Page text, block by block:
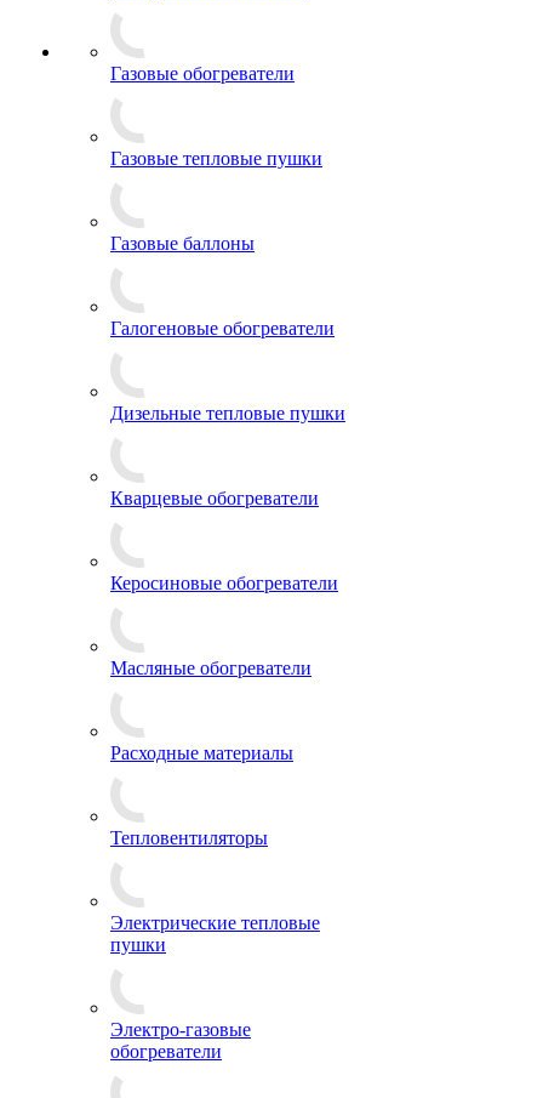
Газовые обогреватели
Газовые тепловые пушки
Газовые баллоны
Галогеновые обогреватели
Дизельные тепловые пушки
Кварцевые обогреватели
Керосиновые обогреватели
Масляные обогреватели
Расходные материалы
Тепловентиляторы
Электрические тепловые
пушки
Электро-газовые
обогреватели